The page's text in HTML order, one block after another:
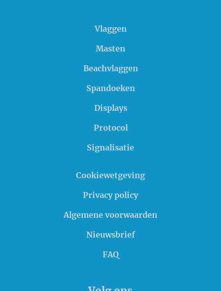
Vlaggen
Masten
Beachvlaggen
Spandoeken
Displays
Protocol
Signalisatie
Cookiewetgeving
Privacy policy
Algemene voorwaarden
Nieuwsbrief
FAQ